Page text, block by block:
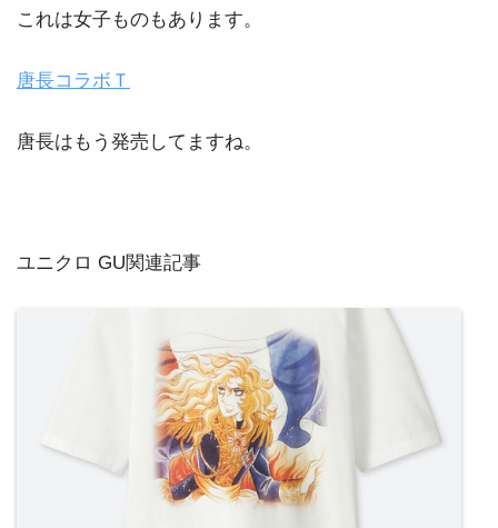
これは女子ものもあります。
唐長コラボＴ
唐長はもう発売してますね。
ユニクロ GU関連記事